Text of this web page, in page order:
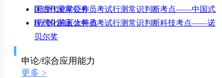
国古代史学巨作
[行测] 国家公务员考试行测常识判断考点——中国式
现代化的五大特点
[行测] 国家公务员考试行测常识判断科技考点——诺
贝尔奖
申论/综合应用能力
更多 >